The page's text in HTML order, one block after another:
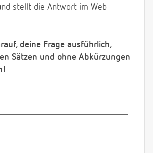
stellt die Antwort im Web
deine Frage ausführlich,
Sätzen und ohne Abkürzungen